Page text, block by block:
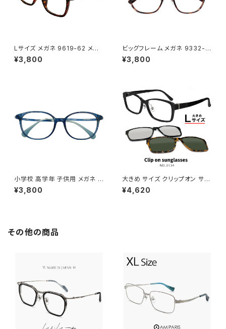
Lサイズ メガネ 9619-62 メン
ズ レディース ユニセックス 眼鏡
大きい フレーム 大きめ 幅広 幅
¥3,800
ビッグフレーム メガネ 9332-6
2 メンズ レディース ユニセック
ス 眼鏡 おしゃれ ビックフレーム
¥3,800
小学校 高学年 子供用 メガネ 5
325-8 眼鏡 キッズ パソコン メ
ガネ 男の子 女の子 子ども用 9
¥3,800
大きめ サイズ クリップオン サン
グラス 3134-1 偏光 レンズ付き
眼鏡 大きい サイズ メガネ メン
¥4,620
その他の商品